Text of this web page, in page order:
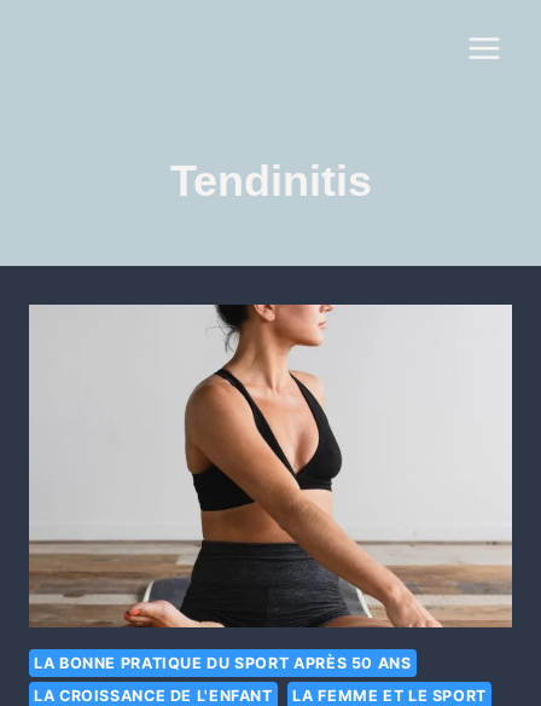
Tendinitis
LA BONNE PRATIQUE DU SPORT APRÈS 50 ANS
LA CROISSANCE DE L'ENFANT
LA FEMME ET LE SPORT